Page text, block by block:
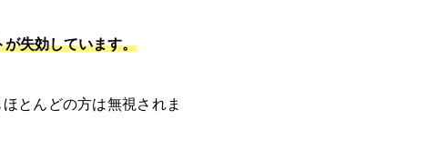
失効しています。
とんどの方は無視されま